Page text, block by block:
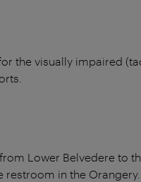
the visually impaired
Lower Belvedere to
restroom in the Orangery.